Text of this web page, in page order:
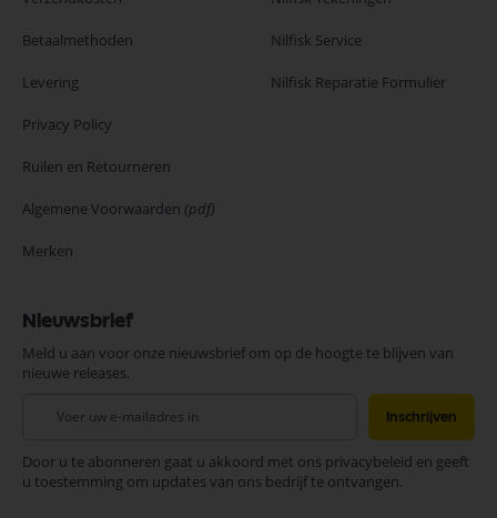
Betaalmethoden
Levering
Privacy Policy
Ruilen en Retourneren
Algemene Voorwaarden (pdf)
Merken
Nilfisk Service
Nilfisk Reparatie Formulier
Nieuwsbrief
Meld u aan voor onze nieuwsbrief om op de hoogte te blijven van
nieuwe releases.
onze
nieuwsbrief
Inschrijven
Door u te abonneren gaat u akkoord met ons privacybeleid en geeft
u toestemming om updates van ons bedrijf te ontvangen.